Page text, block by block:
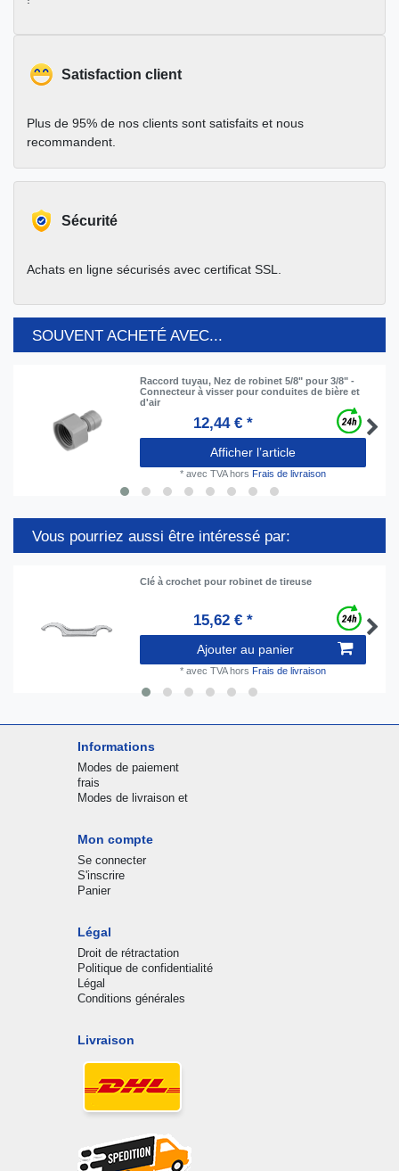
Satisfaction client
Plus de 95% de nos clients sont satisfaits et nous
recommandent.
Sécurité
Achats en ligne sécurisés avec certificat SSL.
SOUVENT ACHETÉ AVEC...
Raccord tuyau, Nez de robinet 5/8" pour 3/8" -
Connecteur à visser pour conduites de bière et
d'air
12,44 € *
Afficher l’article
* avec TVAhors Frais de livraison
Vous pourriez aussi être intéressé par:
Clé à crochet pour robinet de tireuse
15,62 € *
Ajouter au panier
* avec TVAhors Frais de livraison
Informations
Modes de paiement
frais
Modes de livraison et
Mon compte
Se connecter
S'inscrire
Panier
Légal
Droit de rétractation
Politique de confidentialité
Légal
Conditions générales
Livraison